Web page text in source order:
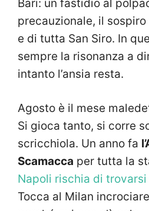
Bari: un fastidio al
precauzionale, il
e di tutta San Siro. In
sempre la risonanza a
intanto l’ansia resta.
Agosto è il mese
Si gioca tanto, si corre
scricchiola. Un anno fa
Scamacca per tutta la
Napoli rischia di trovarsi
Tocca al Milan